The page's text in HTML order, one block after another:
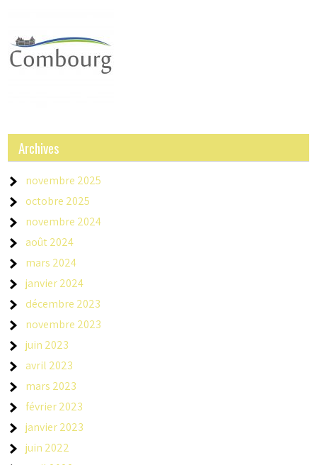
Archives
novembre 2025
octobre 2025
novembre 2024
août 2024
mars 2024
janvier 2024
décembre 2023
novembre 2023
juin 2023
avril 2023
mars 2023
février 2023
janvier 2023
juin 2022